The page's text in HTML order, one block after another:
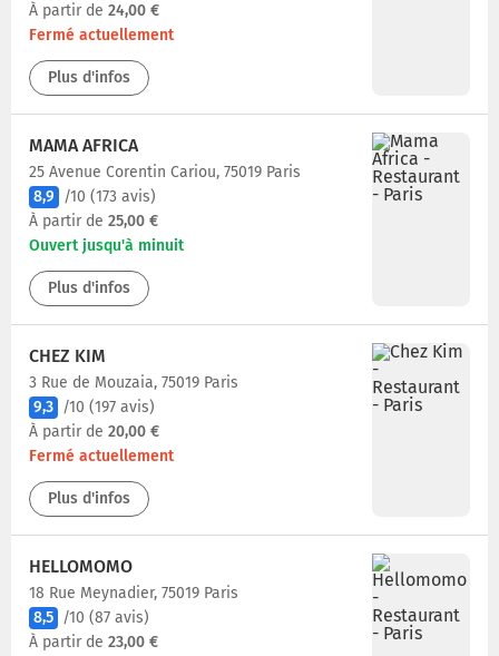
À partir de 24,00 €
Fermé actuellement
Plus d'infos
MAMA AFRICA
25 Avenue Corentin Cariou, 75019 Paris
8,9
/10 (173 avis)
À partir de 25,00 €
Ouvert jusqu'à minuit
Plus d'infos
CHEZ KIM
3 Rue de Mouzaia, 75019 Paris
9,3 /10 (197 avis)
À partir de 20,00 €
Fermé actuellement
Plus d'infos
HELLOMOMO
18 Rue Meynadier, 75019 Paris
8,5 /10 (87 avis)
À partir de 23,00 €